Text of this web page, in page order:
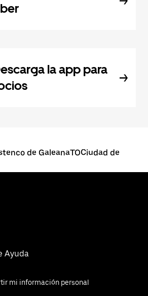
la app para
de GaleanaTOCiudad de
Ayuda
mi información personal